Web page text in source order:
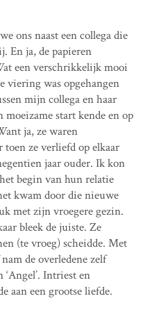
ons naast een collega die
En ja, de papieren
een verschrikkelijk mooi
viering was opgehangen
mijn collega en haar
moeizame start kende en op
ja, ze waren
toen ze verliefd op elkaar
jaar ouder. Ik kon
begin van hun relatie
kwam door die nieuwe
met zijn vroegere gezin.
bleek de juiste. Ze
(te vroeg) scheidde. Met
de overledene zelf
Intriest en
aan een grootse liefde.